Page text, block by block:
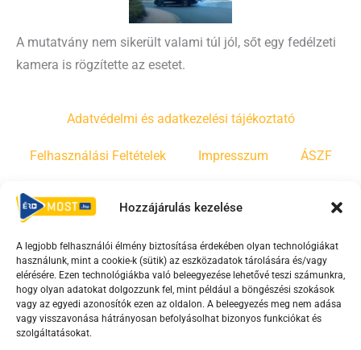
Hozzájárulás kezelése
A legjobb felhasználói élmény biztosítása érdekében olyan technológiákat
használunk, mint a cookie-k (sütik) az eszközadatok tárolására és/vagy
elérésére. Ezen technológiákba való beleegyezése lehetővé teszi számunkra,
hogy olyan adatokat dolgozzunk fel, mint például a böngészési szokások
vagy az egyedi azonosítók ezen az oldalon. A beleegyezés meg nem adása
vagy visszavonása hátrányosan befolyásolhat bizonyos funkciókat és
szolgáltatásokat.
A mutatvány nem sikerült valami túl jól, sőt egy fedélzeti
kamera is rögzítette az esetet.
Adatvédelmi és adatkezelési tájékoztató
Felhasználási Feltételek Impresszum ÁSZF
Irányelvek
F
a
c
e
b
Y
o
u
t
u
T
i
k
t